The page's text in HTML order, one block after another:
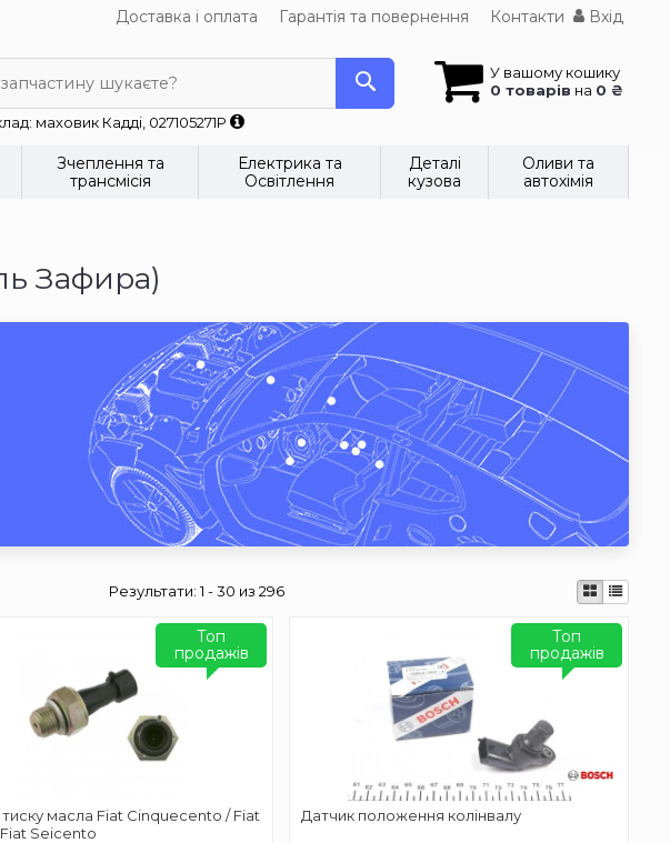
Доставка і оплата Гарантія та повернення Контакти Вхід
У вашому кошику
0 товарів на 0 ₴
шукаєте?
маховик Кадді, 027105271P
Зчеплення та
трансмісія
Електрика та
Освітлення
Деталі
кузова
Оливи та
автохімія
Зафира)
Результати:1 - 30 из 296
масла Fiat Cinquecento / Fiat
Seicento
Топ
продажів
Датчик положення колінвалу
Топ
продажів